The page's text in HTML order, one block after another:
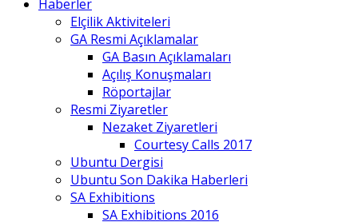
Haberler
Elçilik Aktiviteleri
GA Resmi Açıklamalar
GA Basın Açıklamaları
Açılış Konuşmaları
Röportajlar
Resmi Ziyaretler
Nezaket Ziyaretleri
Courtesy Calls 2017
Ubuntu Dergisi
Ubuntu Son Dakika Haberleri
SA Exhibitions
SA Exhibitions 2016